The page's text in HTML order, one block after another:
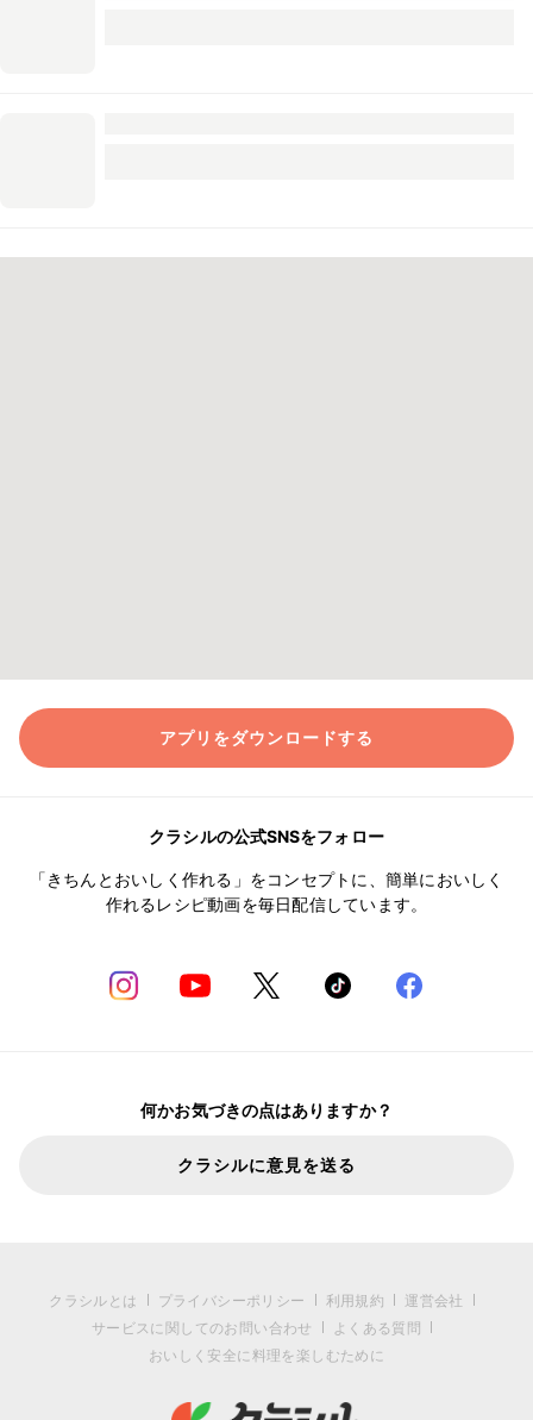
アプリをダウンロードする
クラシルの公式SNSをフォロー
「きちんとおいしく作れる」をコンセプトに、簡単においしく
作れるレシピ動画を毎日配信しています。
何かお気づきの点はありますか？
クラシルに意見を送る
クラシルとは プライバシーポリシー 利用規約
運営会社
サービスに関してのお問い合わせ
よくある質問
おいしく安全に料理を楽しむために